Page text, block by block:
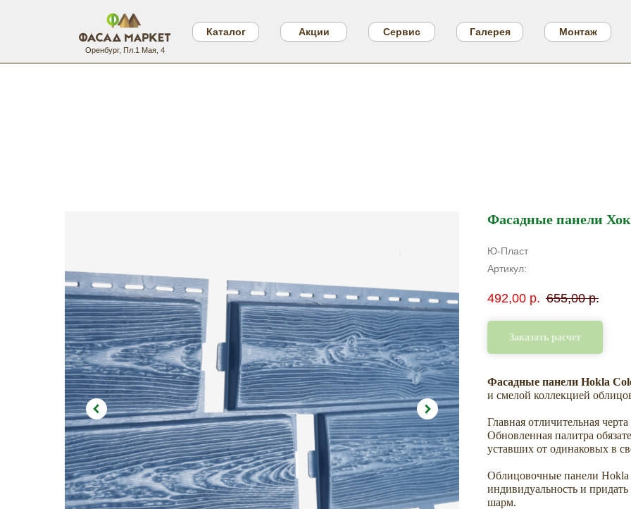
Галерея
Каталог Акции Монтаж
Сервис
Оренбург, Пл.1 Мая, 4
Фасадные панели
Ю-Пласт
Артикул:
492,00 р. 655,00 р.
Заказать расчет
Фасадные панели Hokla
и смелой коллекцией
Главная отличительная
Обновленная палитра
уставших от одинаковых в
Облицовочные панели Hokla
индивидуальность и
шарм.